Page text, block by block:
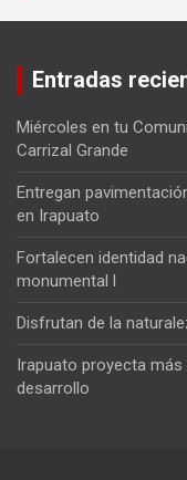
Entradas
Miércoles en tu
Carrizal Grande
Entregan
en Irapuato
Fortalecen identidad
monumental l
Disfrutan de la
Irapuato proyecta
desarrollo